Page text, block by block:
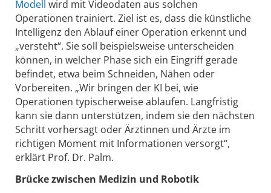
Modell wird mit Videodaten aus solchen
Operationen trainiert. Ziel ist es, dass die künstliche
Intelligenz den Ablauf einer Operation erkennt und
„versteht“. Sie soll beispielsweise unterscheiden
können, in welcher Phase sich ein Eingriff gerade
befindet, etwa beim Schneiden, Nähen oder
Vorbereiten. „Wir bringen der KI bei, wie
Operationen typischerweise ablaufen. Langfristig
kann sie dann unterstützen, indem sie den nächsten
Schritt vorhersagt oder Ärztinnen und Ärzte im
richtigen Moment mit Informationen versorgt“,
erklärt Prof. Dr. Palm.
Brücke zwischen Medizin und Robotik